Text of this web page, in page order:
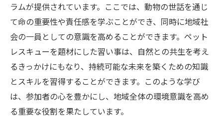
ラムが提供されています。ここでは、動物の世話を通じ
て命の重要性や責任感を学ぶことができ、同時に地域社
会の一員としての意識を高めることができます。ペット
レスキューを題材にした習い事は、自然との共生を考え
るきっかけにもなり、持続可能な未来を築くための知識
とスキルを習得することができます。このような学び
は、参加者の心を豊かにし、地域全体の環境意識を高め
る重要な役割を果たしています。